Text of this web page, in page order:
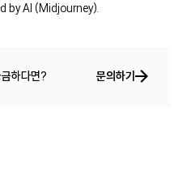
by AI (Midjourney).
하다면? 문의하기